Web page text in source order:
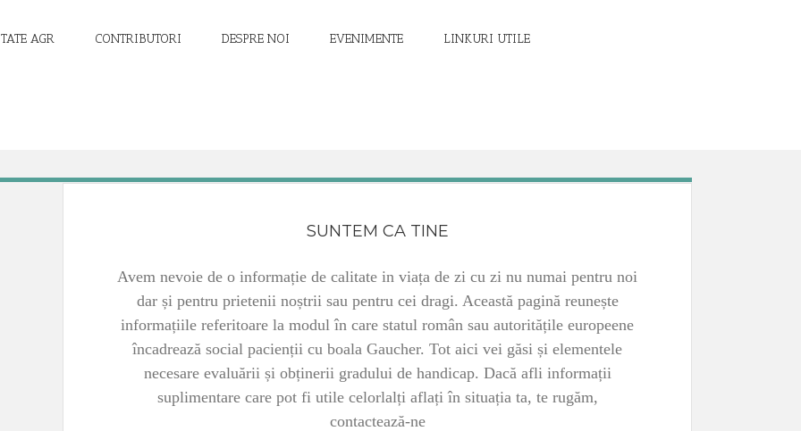
AGR CONTRIBUTORI DESPRE NOI EVENIMENTE LINKURI UTILE
SUNTEM CA TINE
Avem nevoie de o informație de calitate in viața de zi cu zi nu numai pentru noi
dar și pentru prietenii noștrii sau pentru cei dragi. Această pagină reunește
informațiile referitoare la modul în care statul român sau autoritățile europeene
încadrează social pacienții cu boala Gaucher. Tot aici vei găsi și elementele
necesare evaluării și obținerii gradului de handicap. Dacă afli informații
suplimentare care pot fi utile celorlalți aflați în situația ta, te rugăm,
contactează-ne